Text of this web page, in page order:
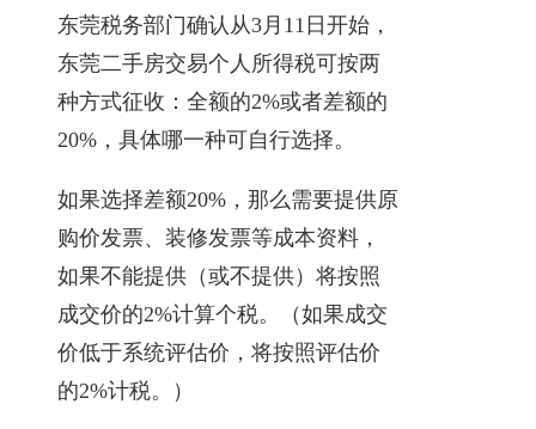
东莞税务部门确认从3月11日开始，
东莞二手房交易个人所得税可按两
种方式征收：全额的2%或者差额的
20%，具体哪一种可自行选择。
如果选择差额20%，那么需要提供原
购价发票、装修发票等成本资料，
如果不能提供（或不提供）将按照
成交价的2%计算个税。（如果成交
价低于系统评估价，将按照评估价
的2%计税。）